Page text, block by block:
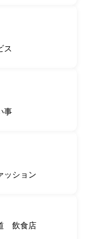
ス
事
ッション
飲食店